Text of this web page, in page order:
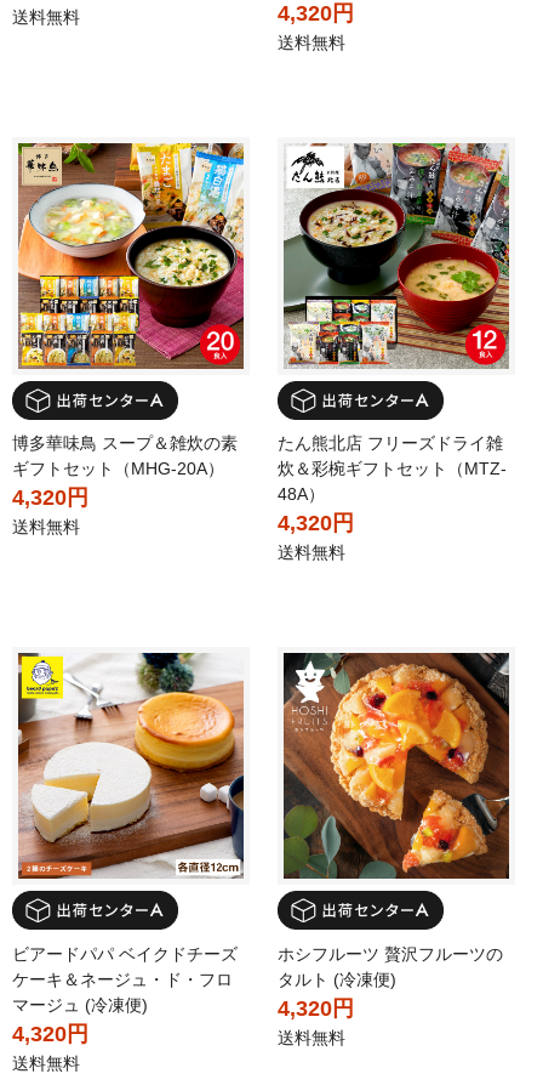
送料無料 4,320円
送料無料
博多華味鳥 スープ＆雑炊の素
ギフトセット（MHG-20A）
4,320円
送料無料
たん熊北店 フリーズドライ雑
炊＆彩椀ギフトセット（MTZ-
48A）
4,320円
送料無料
ビアードパパ ベイクドチーズ
ケーキ＆ネージュ・ド・フロ
マージュ (冷凍便)
4,320円
送料無料
ホシフルーツ 贅沢フルーツの
タルト (冷凍便)
4,320円
送料無料